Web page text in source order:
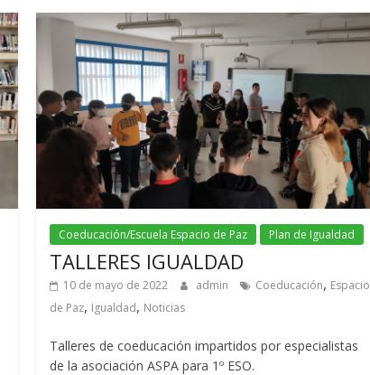
Coeducación/Escuela Espacio de Paz Plan de Igualdad
TALLERES IGUALDAD
10 de mayo de 2022 admin Coeducación, Espacio
de Paz, Igualdad, Noticias
Talleres de coeducación impartidos por especialistas
de la asociación ASPA para 1º ESO.